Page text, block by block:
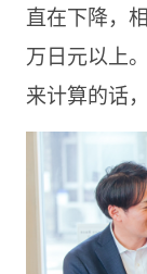
直在下降，
万日元以上
来计算的话